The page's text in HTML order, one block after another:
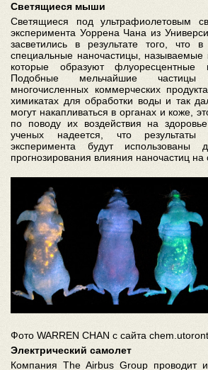
Светящиеся мыши
Светящиеся под ультрафиолетовым
эксперимента Уоррена Чана из
засветились в результате того, что
специальные наночастицы, называемые
которые образуют флуоресцентные
Подобные мельчайшие частицы
многочисленных коммерческих
химикатах для обработки воды и так
могут накапливаться в органах и коже,
по поводу их воздействия на
ученых надеется, что результаты
эксперимента будут использованы
прогнозирования влияния наночастиц на
Фото WARREN CHAN с сайта
Электрический самолет
Компания The Airbus Group проводит